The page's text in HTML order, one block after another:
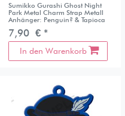
Sumikko Gurashi Ghost Night
Park Metal Charm Strap Metall
Anhänger: Penguin? & Tapioca
7,90 € *
In den Warenkorb